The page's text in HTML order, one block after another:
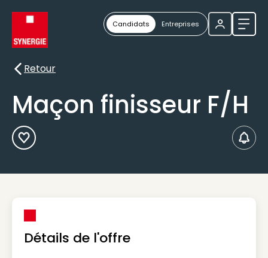
Candidats Entreprises
Retour
Retour
Maçon finisseur F/H
Ajouter aux Favoris
Détails de l'offre